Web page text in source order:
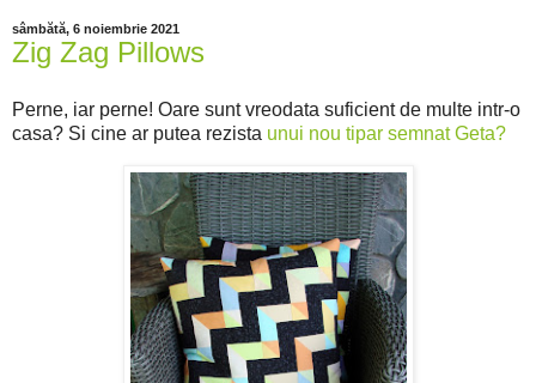
sâmbătă, 6 noiembrie 2021
Zig Zag Pillows
Perne, iar perne! Oare sunt vreodata suficient de multe intr-o
casa? Si cine ar putea rezista unui nou tipar semnat Geta?